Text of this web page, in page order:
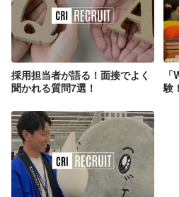
採用担当者が語る！面接でよく
聞かれる質問7選！
験